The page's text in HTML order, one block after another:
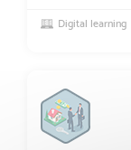
Digital learning